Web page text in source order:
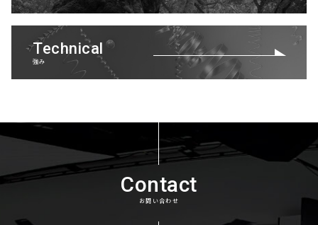
Technical
強み
Contact
お問い合わせ